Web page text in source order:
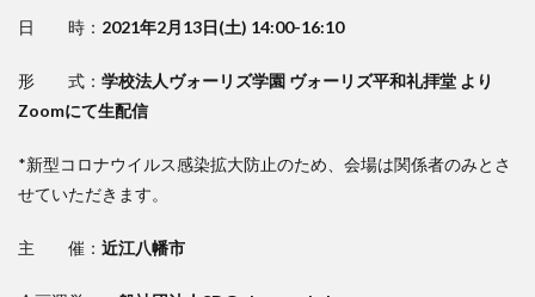
日 時： 2021年2月13日(土) 14:00-16:10
形 式： 学校法人ヴォーリズ学園 ヴォーリズ平和礼拝堂 より
Zoomにて生配信
*新型コロナウイルス感染拡大防止のため、会場は関係者のみとさ
せていただきます。
主 催： 近江八幡市